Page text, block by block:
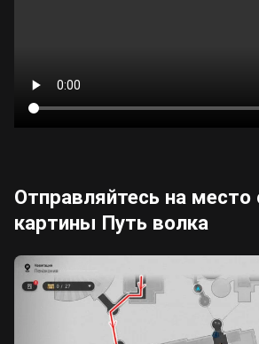
Отправляйтесь на
картины Путь волка